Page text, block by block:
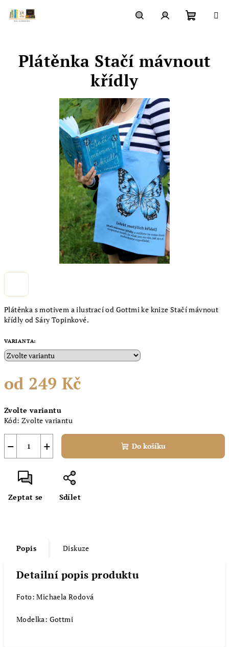
obsah
košík
Plátěnka s motivem a ilustrací od Gottmi ke knize Stačí mávnout
křídly od Sáry Topinkové.
VARIANTA:
od 249 Kč
cena:
Zvolte variantu
Kód: Zvolte variantu
+
− Do košíku
Zeptat se Sdílet
Plátěnka Stačí mávnout
křídly
Popis Diskuze
Detailní popis produktu
Foto: Michaela Rodová
Modelka: Gottmi